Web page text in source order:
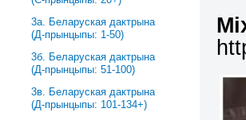
Мі
3a. Беларуская дактрына
(Д-прынцыпы: 1-50)
3б. Беларуская дактрына
(Д-прынцыпы: 51-100)
3в. Беларуская дактрына
(Д-прынцыпы: 101-134+)